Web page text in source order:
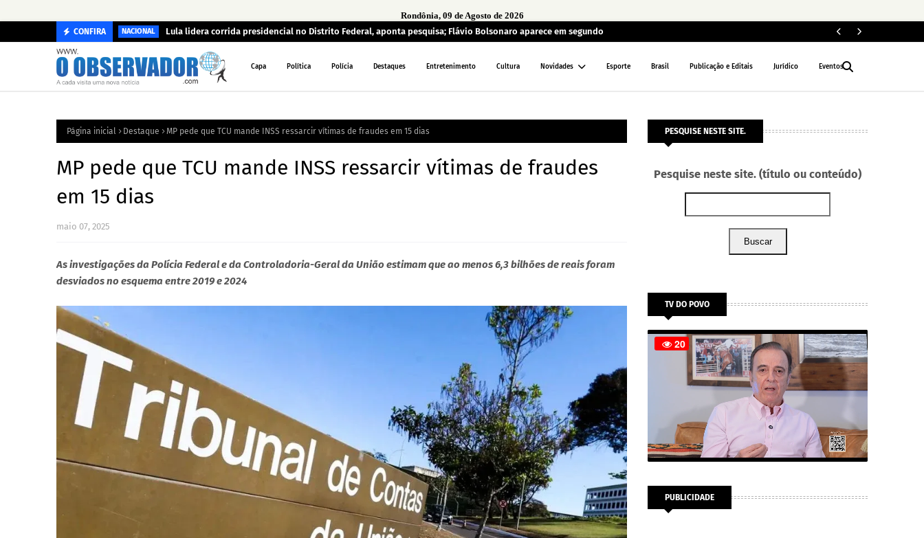
Rondônia, 09 de Agosto de 2026
CONFIRA NACIONAL Lula lidera corrida presidencial no Distrito Federal, aponta pesquisa; Flávio Bolsonaro aparece em segundo
Capa Política Polícia Destaques Entretenimento Cultura Novidades Esporte Brasil Publicação e Editais Jurídico Eventos
Página inicial Destaque MP pede que TCU mande INSS ressarcir vítimas de fraudes em 15 dias
MP pede que TCU mande INSS ressarcir vítimas de fraudes
em 15 dias
maio 07, 2025
As investigações da Polícia Federal e da Controladoria-Geral da União estimam que ao menos 6,3 bilhões de reais foram
desviados no esquema entre 2019 e 2024
PESQUISE NESTE SITE.
Pesquise neste site. (título ou conteúdo)
Buscar
TV DO POVO
PUBLICIDADE